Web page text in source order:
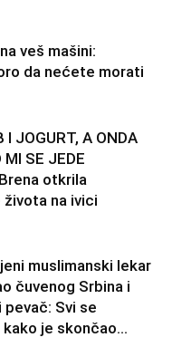
veš mašini:
da nećete morati
I JOGURT, A ONDA
MI SE JEDE
otkrila
na ivici
muslimanski lekar
čuvenog Srbina i
Svi se
je skončao...